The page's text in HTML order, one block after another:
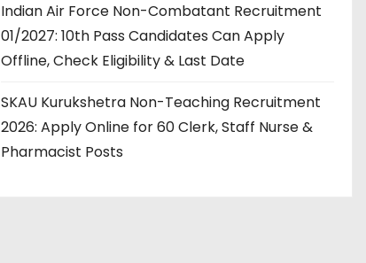
Indian Air Force Non-Combatant Recruitment
01/2027: 10th Pass Candidates Can Apply
Offline, Check Eligibility & Last Date
SKAU Kurukshetra Non-Teaching Recruitment
2026: Apply Online for 60 Clerk, Staff Nurse &
Pharmacist Posts